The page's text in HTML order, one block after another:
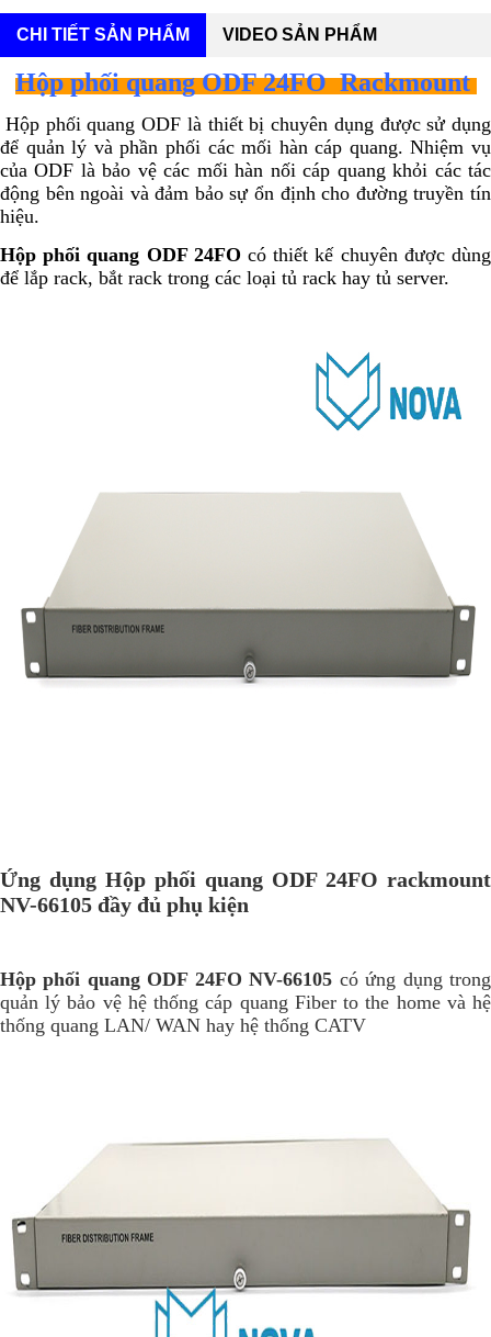
CHI TIẾT SẢN PHẨM VIDEO SẢN PHẨM
Hộp phối quang ODF 24FO Rackmount
Hộp phối quang ODF là thiết bị chuyên dụng được sử dụng
để quản lý và phần phối các mối hàn cáp quang. Nhiệm vụ
của ODF là bảo vệ các mối hàn nối cáp quang khỏi các tác
động bên ngoài và đảm bảo sự ổn định cho đường truyền tín
hiệu.
Hộp phối quang ODF 24FO có thiết kế chuyên được dùng
để lắp rack, bắt rack trong các loại tủ rack hay tủ server.
Ứng dụng Hộp phối quang ODF 24FO rackmount
NV-66105 đầy đủ phụ kiện
Hộp phối quang ODF 24FO NV-66105 có ứng dụng trong
quản lý bảo vệ hệ thống cáp quang Fiber to the home và hệ
thống quang LAN/ WAN hay hệ thống CATV